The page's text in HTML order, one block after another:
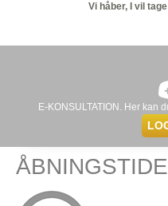
Vi håber, I vil
E-KONSULTATION. Her kan